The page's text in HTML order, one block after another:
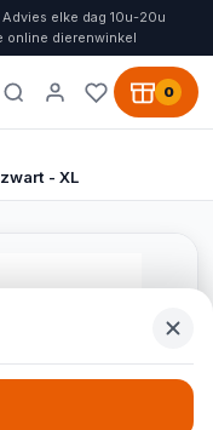
Advies elke dag 10u-20u
online dierenwinkel
0
- XL